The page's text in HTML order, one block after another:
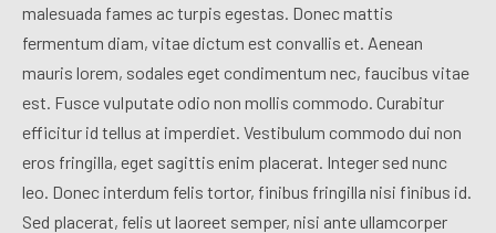
malesuada fames ac turpis egestas. Donec mattis
fermentum diam, vitae dictum est convallis et. Aenean
mauris lorem, sodales eget condimentum nec, faucibus vitae
est. Fusce vulputate odio non mollis commodo. Curabitur
efficitur id tellus at imperdiet. Vestibulum commodo dui non
eros fringilla, eget sagittis enim placerat. Integer sed nunc
leo. Donec interdum felis tortor, finibus fringilla nisi finibus id.
Sed placerat, felis ut laoreet semper, nisi ante ullamcorper